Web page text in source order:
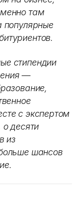
там
популярные
стипендии
—
с экспертом
десяти
из
шансов